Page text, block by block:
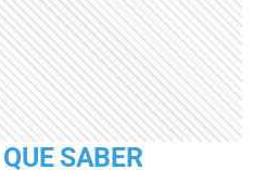
SABER